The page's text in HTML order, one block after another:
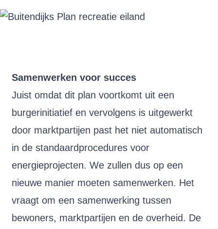
Samenwerken voor succes
Juist omdat dit plan voortkomt uit een
burgerinitiatief en vervolgens is uitgewerkt
door marktpartijen past het niet automatisch
in de standaardprocedures voor
energieprojecten. We zullen dus op een
nieuwe manier moeten samenwerken. Het
vraagt om een samenwerking tussen
bewoners, marktpartijen en de overheid. De